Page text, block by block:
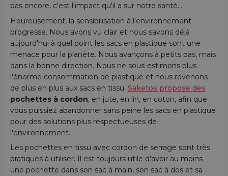
pas encore, c'est l'impact qu'il a sur notre santé....
Heureusement, la sensibilisation à l'environnement
progresse. Nous avons vu clair et nous savons déjà
aujourd'hui à quel point les sacs en plastique sont une
menace pour la planète. Nous avançons à petits pas, mais
dans la bonne direction. Nous ne sous-estimons plus
l'énorme consommation de plastique et nous revenons
de plus en plus aux sacs en tissu. Saketos propose des
pochettes à cordon, en jute, en lin, en coton, afin que
vous puissiez abandonner sans peine les sacs en plastique
pour des solutions plus respectueuses de
l'environnement.
Les pochettes en tissu avec cordon de serrage sont très
pratiques à utiliser. Il est toujours utile d'avoir au moins
une pochette dans son sac à main, son sac à dos et sa